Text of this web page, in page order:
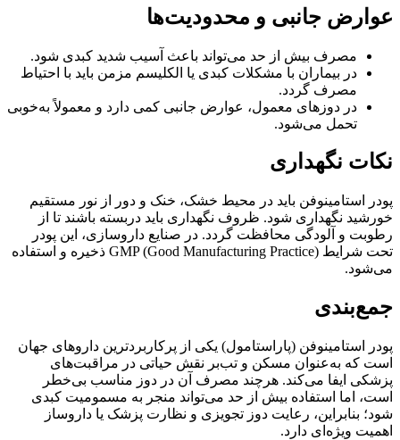
عوارض جانبی و محدودیت‌ها
مصرف بیش از حد می‌تواند باعث آسیب شدید کبدی شود.
در بیماران با مشکلات کبدی یا الکلیسم مزمن باید با احتیاط
مصرف گردد.
در دوزهای معمول، عوارض جانبی کمی دارد و معمولاً به‌خوبی
تحمل می‌شود.
نکات نگهداری
پودر استامینوفن باید در محیط خشک، خنک و دور از نور مستقیم
خورشید نگهداری شود. ظروف نگهداری باید دربسته باشند تا از
رطوبت و آلودگی محافظت گردد. در صنایع داروسازی، این پودر
تحت شرایط GMP (Good Manufacturing Practice) ذخیره و استفاده
می‌شود.
جمع‌بندی
پودر استامینوفن (پاراستامول) یکی از پرکاربردترین داروهای جهان
است که به‌عنوان مسکن و تب‌بر نقش حیاتی در مراقبت‌های
پزشکی ایفا می‌کند. هرچند مصرف آن در دوز مناسب بی‌خطر
است، اما استفاده بیش از حد می‌تواند منجر به مسمومیت کبدی
شود؛ بنابراین، رعایت دوز تجویزی و نظارت پزشک یا داروساز
اهمیت ویژه‌ای دارد.